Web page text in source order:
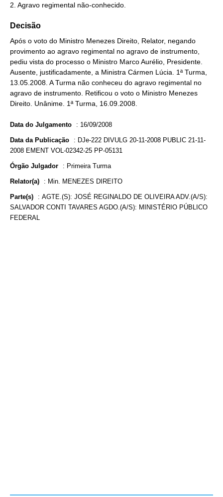
2. Agravo regimental não-conhecido.
Decisão
Após o voto do Ministro Menezes Direito, Relator, negando
provimento ao agravo regimental no agravo de instrumento,
pediu vista do processo o Ministro Marco Aurélio, Presidente.
Ausente, justificadamente, a Ministra Cármen Lúcia. 1ª Turma,
13.05.2008. A Turma não conheceu do agravo regimental no
agravo de instrumento. Retificou o voto o Ministro Menezes
Direito. Unânime. 1ª Turma, 16.09.2008.
Data do Julgamento : 16/09/2008
Data da Publicação : DJe-222 DIVULG 20-11-2008 PUBLIC 21-11-
2008 EMENT VOL-02342-25 PP-05131
Órgão Julgador : Primeira Turma
Relator(a) : Min. MENEZES DIREITO
Parte(s) : AGTE.(S): JOSÉ REGINALDO DE OLIVEIRA ADV.(A/S):
SALVADOR CONTI TAVARES AGDO.(A/S): MINISTÉRIO PÚBLICO
FEDERAL